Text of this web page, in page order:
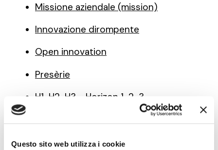
Questo sito web utilizza i cookie
Missione aziendale (mission)
Innovazione dirompente
Open innovation
Presèrie
H1-H2-H3 - Horizon 1-2-3